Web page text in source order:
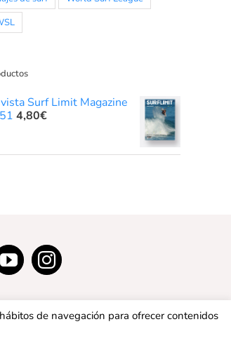
Surf Limit Magazine
4,80€
de navegación para ofrecer contenidos